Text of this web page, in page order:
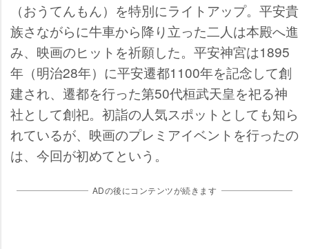
（おうてんもん）を特別にライトアップ。平安貴
族さながらに牛車から降り立った二人は本殿へ進
み、映画のヒットを祈願した。平安神宮は1895
年（明治28年）に平安遷都1100年を記念して創
建され、遷都を行った第50代桓武天皇を祀る神
社として創祀。初詣の人気スポットとしても知ら
れているが、映画のプレミアイベントを行ったの
は、今回が初めてという。
ADの後にコンテンツが続きます